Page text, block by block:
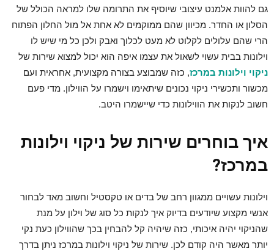
גם להוות אלמנט עיצובי שיוסיף את התרומה שלו למראה הכולל של
הסלון או החדר. מכיוון שהם ממוקמים לא אחת אל מול החלון הפתוח
הרי שהם עלולים לקלוט לא מעט לכלוך ואבק ולכן כל מי שיש לו
וילונות בבית עשוי לשאול את עצמו איפה הוא יכול למצוא שירות של
ניקוי וילונות במרכז, כזה שמבוצע בצורה מקצועית, אחראית ועם
מכשור ותכשירי ניקוי נכונים שיתאימו וישמרו על הווילון. מדי פעם
חשוב לנקות את הווילונות כדי שיישמרו היטב.
איך בוחרים שירות של ניקוי וילונות
במרכז?
וילונות עשויים ממגוון רחב של בדים או טקסטיל וחשוב מאד לבחור
אנשי מקצוע שיודעים בדיוק איך לנקות כל סוג של וילון על מנת
שהניקוי יהיה איכותי, כזה שיהיה קל להבחין בכך שהווילון כעת נקי
יותר מאשר היה קודם לכן. שירות של ניקוי וילונות במרכז ניתן בדרך